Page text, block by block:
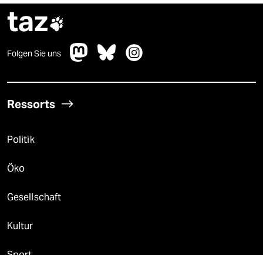
taz
Folgen Sie uns
Ressorts
Politik
Öko
Gesellschaft
Kultur